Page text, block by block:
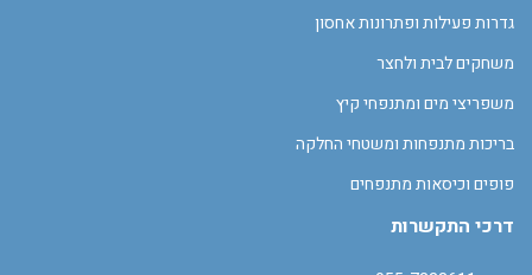
גדרות פעילות ופתרונות אחסון
משחקים לבית ולחצר
משפריצי מים ומתנפחי קיץ
בריכות מתנפחות ומשטחי החלקה
פופים וכיסאות מתנפחים
דרכי התקשרות